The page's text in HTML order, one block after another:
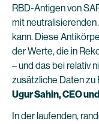
RBD-Antigen von
mit
kann. Diese
der Werte, die in
– und das bei relativ
zusätzliche Daten zu
Ugur Sahin, CEO
In der laufenden,